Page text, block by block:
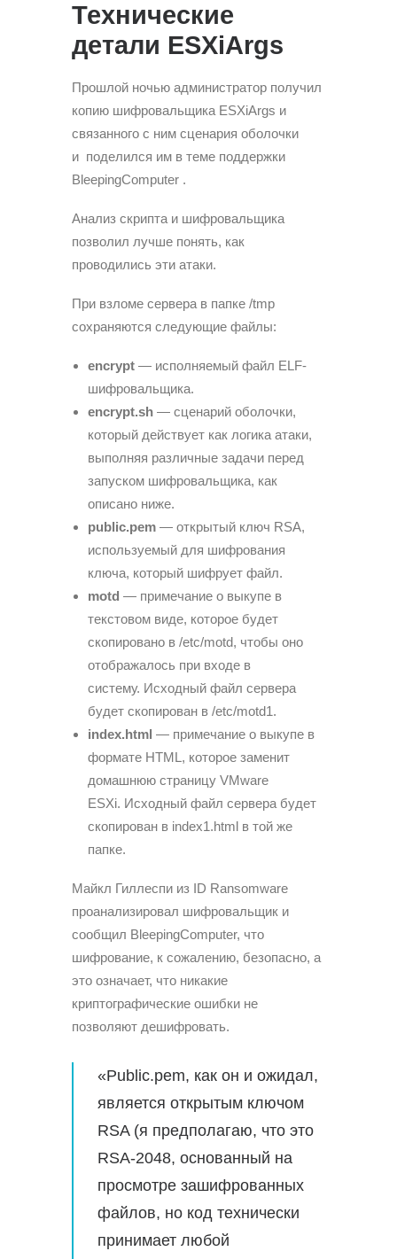
Технические
детали ESXiArgs
Прошлой ночью администратор получил
копию шифровальщика ESXiArgs и
связанного с ним сценария оболочки
и поделился им в теме поддержки
BleepingComputer .
Анализ скрипта и шифровальщика
позволил лучше понять, как
проводились эти атаки.
При взломе сервера в папке /tmp
сохраняются следующие файлы:
encrypt — исполняемый файл ELF-
шифровальщика.
encrypt.sh — сценарий оболочки,
который действует как логика атаки,
выполняя различные задачи перед
запуском шифровальщика, как
описано ниже.
public.pem — открытый ключ RSA,
используемый для шифрования
ключа, который шифрует файл.
motd — примечание о выкупе в
текстовом виде, которое будет
скопировано в /etc/motd, чтобы оно
отображалось при входе в
систему. Исходный файл сервера
будет скопирован в /etc/motd1.
index.html — примечание о выкупе в
формате HTML, которое заменит
домашнюю страницу VMware
ESXi. Исходный файл сервера будет
скопирован в index1.html в той же
папке.
Майкл Гиллеспи из ID Ransomware
проанализировал шифровальщик и
сообщил BleepingComputer, что
шифрование, к сожалению, безопасно, а
это означает, что никакие
криптографические ошибки не
позволяют дешифровать.
«Public.pem, как он и ожидал,
является открытым ключом
RSA (я предполагаю, что это
RSA-2048, основанный на
просмотре зашифрованных
файлов, но код технически
принимает любой